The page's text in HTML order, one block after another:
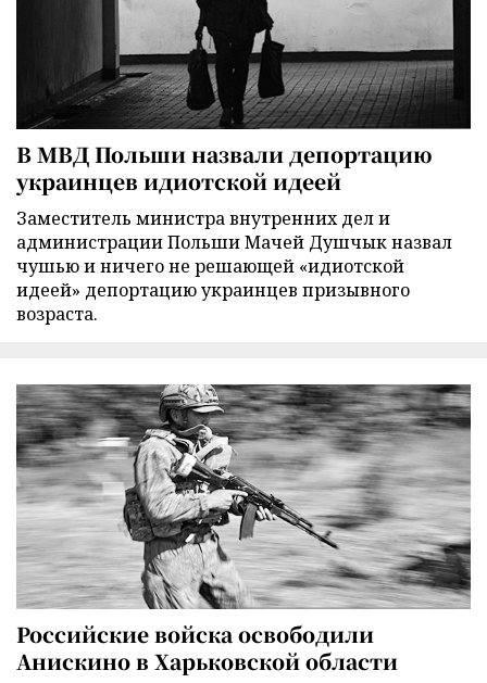
В МВД Польши назвали депортацию
украинцев идиотской идеей
Заместитель министра внутренних дел и
администрации Польши Мачей Душчык назвал
чушью и ничего не решающей «идиотской
идеей» депортацию украинцев призывного
возраста.
Российские войска освободили
Анискино в Харьковской области